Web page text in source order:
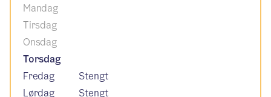
Mandag
Tirsdag
Onsdag
Torsdag
Fredag
Stengt
Lørdag
Stengt